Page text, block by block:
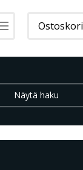
Ostoskori